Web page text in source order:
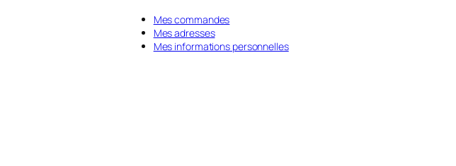
Mes commandes
Mes adresses
Mes informations personnelles